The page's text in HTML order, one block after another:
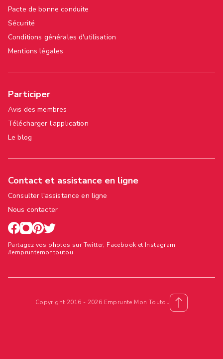
Pacte de bonne conduite
Sécurité
Conditions générales d'utilisation
Mentions légales
Participer
Avis des membres
Télécharger l'application
Le blog
Contact et assistance en ligne
Consulter l'assistance en ligne
Nous contacter
Partagez vos photos sur Twitter, Facebook et Instagram
#empruntemontoutou
Copyright 2016 - 2026 Emprunte Mon Toutou